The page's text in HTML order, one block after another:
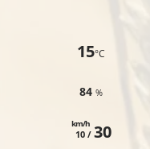
15°C
84%
10 /
km/h 30